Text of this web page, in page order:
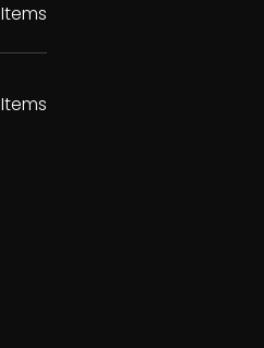
Items
Items